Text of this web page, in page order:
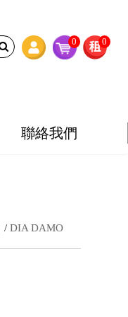
0 0
聯絡我們
DIA DAMO